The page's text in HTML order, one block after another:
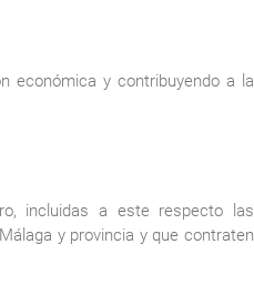
económica y contribuyendo a la
incluidas a este respecto las
y provincia y que contraten